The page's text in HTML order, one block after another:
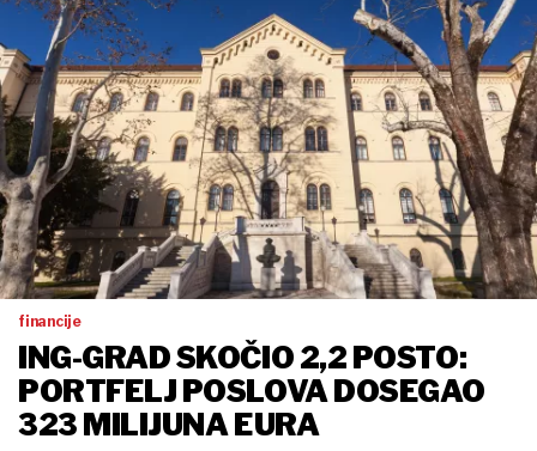
financije
ING-GRAD SKOČIO 2,2 POSTO:
PORTFELJ POSLOVA DOSEGAO
323 MILIJUNA EURA